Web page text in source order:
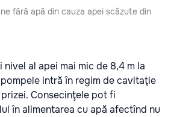
fără apă din cauza apei scăzute din
al apei mai mic de 8,4 m la
intră în regim de cavitaţie
Consecinţele pot fi
în alimentarea cu apă afectînd nu